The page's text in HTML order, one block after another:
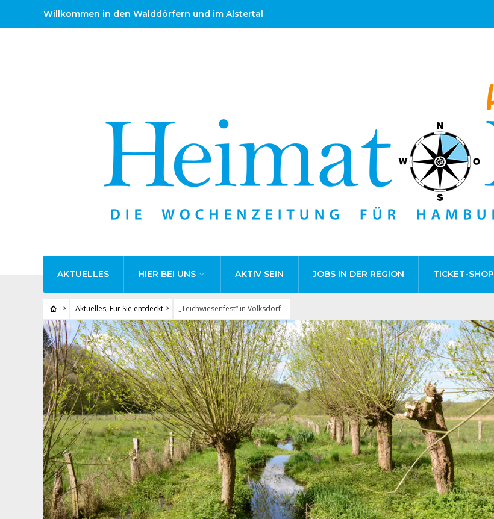
Willkommen in den Walddörfern und im Alstertal
AKTUELLES HIER BEI UNS AKTIV SEIN JOBS IN DER REGION TICKET-SHOP
Aktuelles, Für Sie entdeckt „Teichwiesenfest“ in Volksdorf